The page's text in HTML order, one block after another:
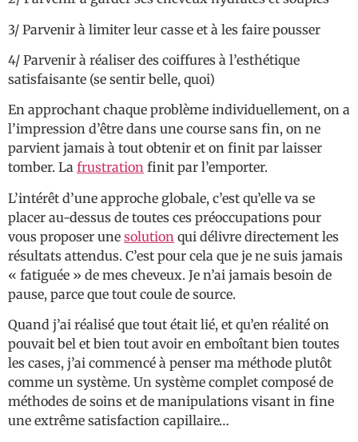
3/ Parvenir à limiter leur casse et à les faire pousser
4/ Parvenir à réaliser des coiffures à l’esthétique
satisfaisante (se sentir belle, quoi)
En approchant chaque problème individuellement, on a
l’impression d’être dans une course sans fin, on ne
parvient jamais à tout obtenir et on finit par laisser
tomber. La frustration finit par l’emporter.
L’intérêt d’une approche globale, c’est qu’elle va se
placer au-dessus de toutes ces préoccupations pour
vous proposer une solution qui délivre directement les
résultats attendus. C’est pour cela que je ne suis jamais
« fatiguée » de mes cheveux. Je n’ai jamais besoin de
pause, parce que tout coule de source.
Quand j’ai réalisé que tout était lié, et qu’en réalité on
pouvait bel et bien tout avoir en emboîtant bien toutes
les cases, j’ai commencé à penser ma méthode plutôt
comme un système. Un système complet composé de
méthodes de soins et de manipulations visant in fine
une extrême satisfaction capillaire…